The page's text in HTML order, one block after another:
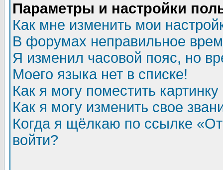
Параметры и настройки
Как мне изменить мои
В форумах неправильное
Я изменил часовой пояс, но
Моего языка нет в списке!
Как я могу поместить
Как я могу изменить свое
Когда я щёлкаю по ссылке
войти?